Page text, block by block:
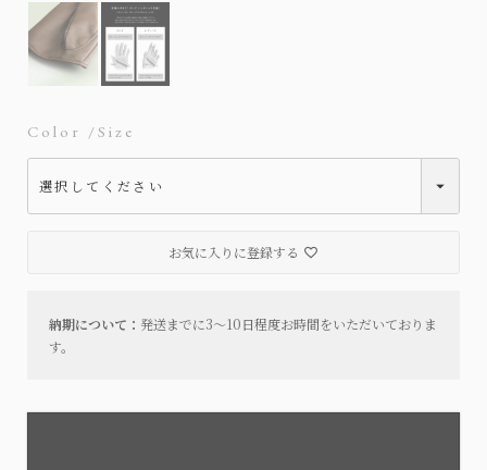
納期について： 発送までに3～10日程度お時間をいただいておりま
す。
Color Size
お気に入りに登録する